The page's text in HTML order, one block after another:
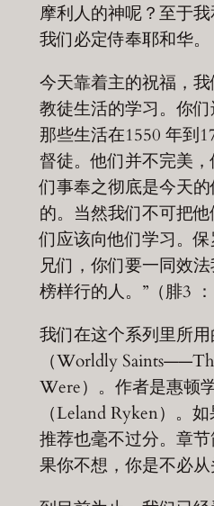
摩利人的神呢？至于我
我们必定侍奉耶和华。
今天靠着主的祝福，
教徒生活的学习。你
那些生活在1550 年到
督徒。他们并不完美
们事奉之彻底是今天
的。当然我们不可把
们应该向他们学习。
兄们，你们要一同效
榜样行的人。”（腓3 ：
我们在这个系列里所用
（Worldly
Were）。作者是惠顿
（Leland Ryken）。
推荐也毫不过分。章
果你不想，你是不必从